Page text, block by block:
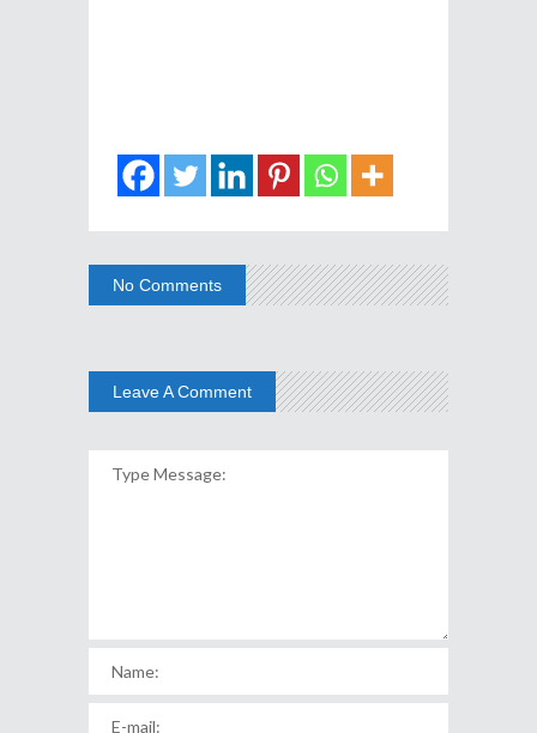
No Comments
Leave A Comment